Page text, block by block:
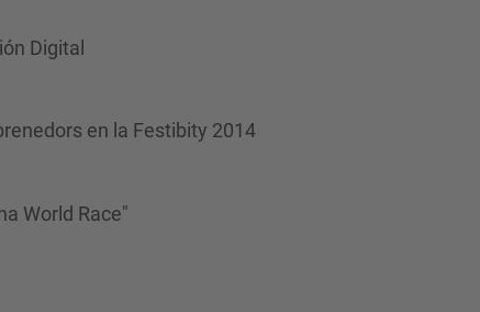
Digital
en la Festibity 2014
World Race"